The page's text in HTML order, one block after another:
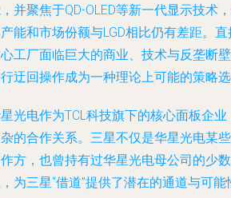
并聚焦于QD-OLED等新一代显示技术
能和市场份额与LGD相比仍有差距。
工厂面临巨大的商业、技术与反垄断
迂回操作成为一种理论上可能的策略选
光电作为TCL科技旗下的核心面板企
的合作关系。三星不仅是华星光电某
方，也曾持有过华星光电母公司的少
为三星“借道”提供了潜在的通道与可能